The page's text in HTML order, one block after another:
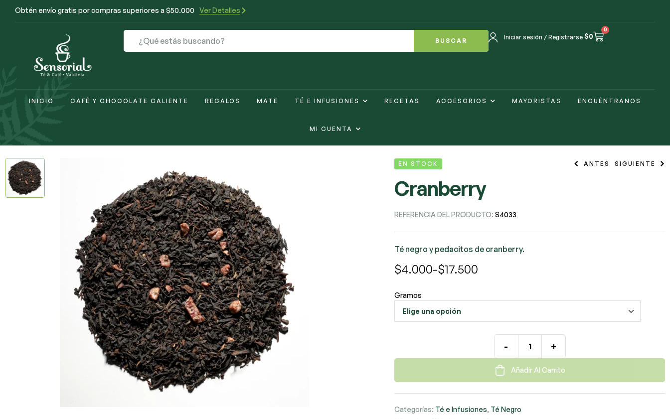
Obtén envío gratis por compras superiores a $50.000 Ver Detalles
BUSCAR Iniciar sesión / Registrarse $0
0
INICIO CAFÉ Y CHOCOLATE CALIENTE REGALOS MATE TÉ E INFUSIONES RECETAS ACCESORIOS MAYORISTAS ENCUÉNTRANOS
MI CUENTA
EN STOCK ANTES SIGUIENTE
Cranberry
REFERENCIA DEL PRODUCTO:S4033
Té negro y pedacitos de cranberry.
$4.000-$17.500
Gramos
- +
Añadir Al Carrito
Categorías: Té e Infusiones, Té Negro